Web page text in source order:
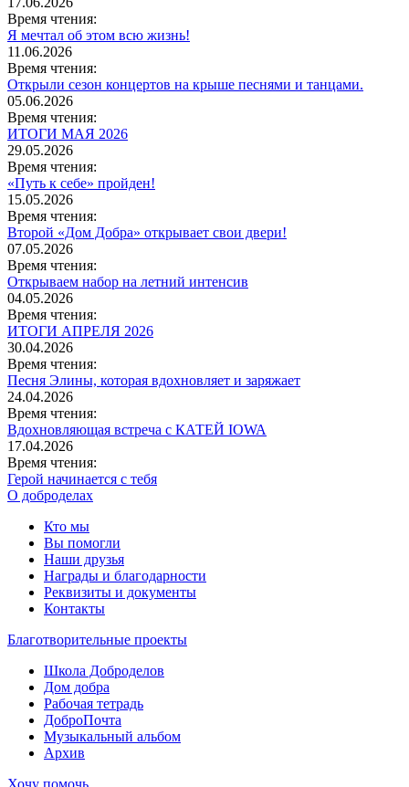
Время чтения:
Я мечтал об этом всю жизнь!
11.06.2026
Время чтения:
Открыли сезон концертов на крыше песнями и танцами.
05.06.2026
Время чтения:
ИТОГИ МАЯ 2026
29.05.2026
Время чтения:
«Путь к себе» пройден!
15.05.2026
Время чтения:
Второй «Дом Добра» открывает свои двери!
07.05.2026
Время чтения:
Открываем набор на летний интенсив
04.05.2026
Время чтения:
ИТОГИ АПРЕЛЯ 2026
30.04.2026
Время чтения:
Песня Элины, которая вдохновляет и заряжает
24.04.2026
Время чтения:
Вдохновляющая встреча с КАТЕЙ IOWA
17.04.2026
Время чтения:
Герой начинается с тебя
О доброделах
Кто мы
Вы помогли
Наши друзья
Награды и благодарности
Реквизиты и документы
Контакты
Благотворительные проекты
Школа Доброделов
Дом добра
Рабочая тетрадь
ДоброПочта
Музыкальный альбом
Архив
Хочу помочь